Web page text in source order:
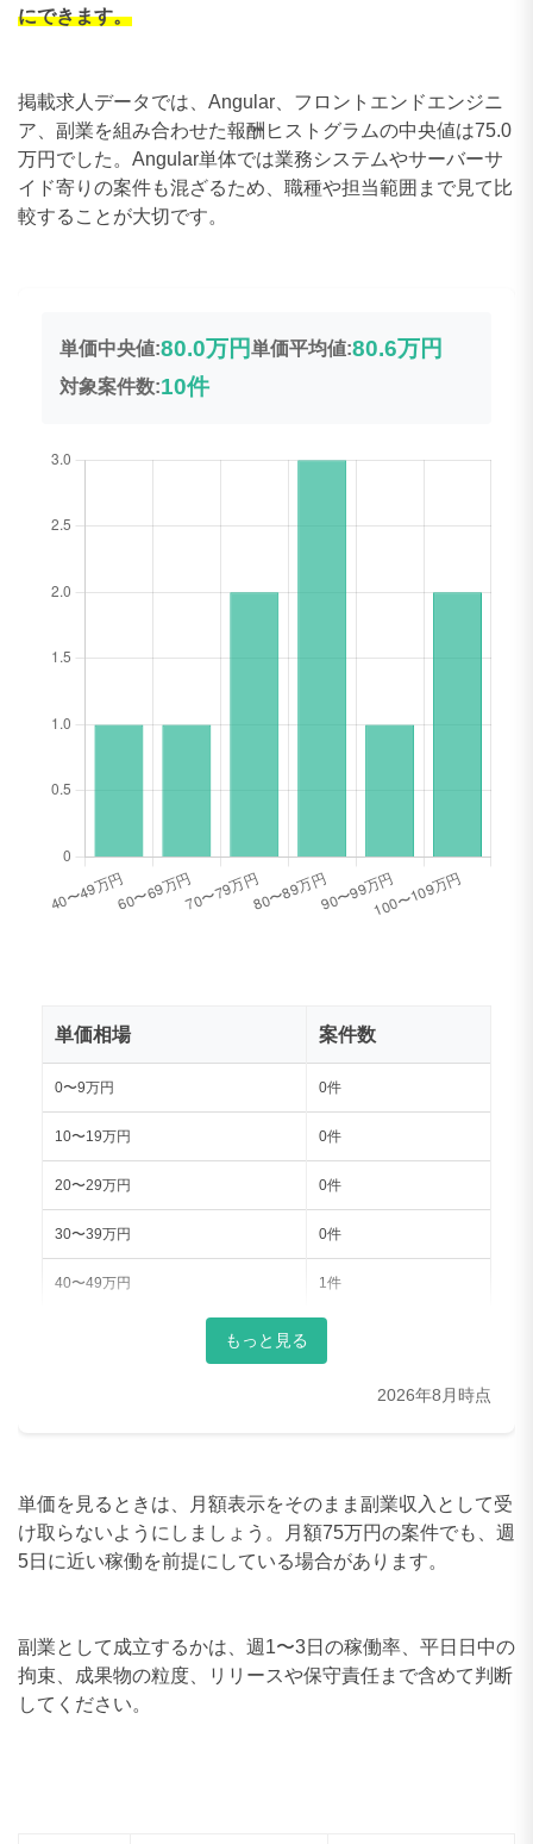
にできます。
掲載求人データでは、Angular、フロントエンドエンジニ
ア、副業を組み合わせた報酬ヒストグラムの中央値は75.0
万円でした。Angular単体では業務システムやサーバーサ
イド寄りの案件も混ざるため、職種や担当範囲まで見て比
較することが大切です。
単価中央値:80.0万円単価平均値:80.6万円
対象案件数:10件
単価相場 案件数
0〜9万円 0件
10〜19万円 0件
20〜29万円 0件
30〜39万円 0件
40〜49万円 1件
90〜99万円 1件
100〜109万円 2件
120〜129万円 0件
もっと見る
2026年8月時点
単価を見るときは、月額表示をそのまま副業収入として受
け取らないようにしましょう。月額75万円の案件でも、週
5日に近い稼働を前提にしている場合があります。
副業として成立するかは、週1〜3日の稼働率、平日日中の
拘束、成果物の粒度、リリースや保守責任まで含めて判断
してください。